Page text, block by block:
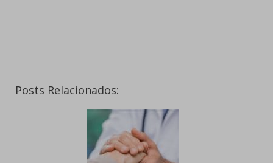
Posts Relacionados: